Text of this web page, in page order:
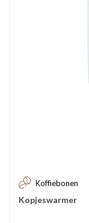
Koffiebonen
Kopjeswarmer